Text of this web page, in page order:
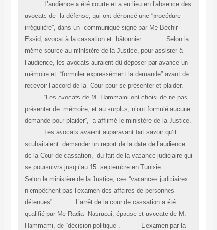
L’audience a été courte et a eu lieu en l’absence des
avocats de la défense, qui ont dénoncé une “procédure
irrégulière”, dans un communiqué signé par Me Béchir
Essid, avocat à la cassation et bâtonnier. Selon la
même source au ministère de la Justice, pour assister à
l’audience, les avocats auraient dû déposer par avance un
mémoire et “formuler expressément la demande” avant de
recevoir l’accord de la Cour pour se présenter et plaider.
“Les avocats de M. Hammami ont choisi de ne pas
présenter de mémoire, et au surplus, n’ont formulé aucune
demande pour plaider”, a affirmé le ministère de la Justice.
Les avocats avaient auparavant fait savoir qu’il
souhaitaient demander un report de la date de l’audience
de la Cour de cassation, du fait de la vacance judiciaire qui
se poursuivra jusqu’au 15 septembre en Tunisie.
Selon le ministère de la Justice, ces “vacances judiciaires
n’empêchent pas l’examen des affaires de personnes
détenues”. L’arrêt de la cour de cassation a été
qualifié par Me Radia Nasraoui, épouse et avocate de M.
Hammami, de “décision politique”. L’examen par la